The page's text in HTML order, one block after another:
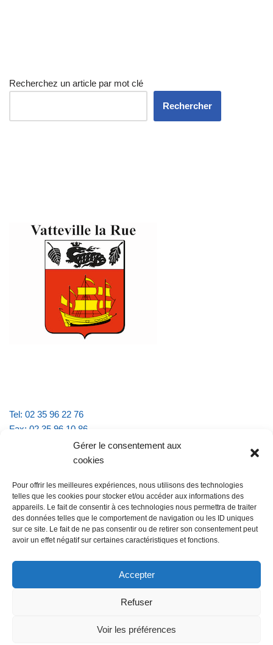
Gérer le consentement aux
cookies
Pour offrir les meilleures expériences, nous utilisons des technologies
telles que les cookies pour stocker et/ou accéder aux informations des
appareils. Le fait de consentir à ces technologies nous permettra de traiter
des données telles que le comportement de navigation ou les ID uniques
sur ce site. Le fait de ne pas consentir ou de retirer son consentement peut
avoir un effet négatif sur certaines caractéristiques et fonctions.
Accepter
Refuser
Voir les préférences
Recherchez un article par mot clé
Rechercher
Tel: 02 35 96 22 76
Fax: 02 35 96 10 86
Email : mairie.vattevillelarue@wanadoo.fr
lundi et jeudi de 9h à 11h30
mardi et vendredi de 16h à 18h30
@Vatteville-la-rue mentions légales